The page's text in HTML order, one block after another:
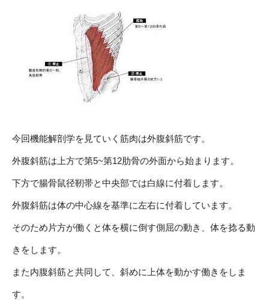
今回機能解剖学を見ていく筋肉は外腹斜筋です。
外腹斜筋は上方で第5~第12肋骨の外面から始まります。
下方で腸骨鼠径靭帯と中央部では白線に付着します。
外腹斜筋は体の中心線を基準に左右に付着しています。
そのため片方が働くと体を横に倒す側屈の動き、体を捻る動
きをします。
また内腹斜筋と共同して、斜めに上体を動かす働きをしま
す。